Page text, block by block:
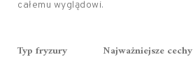
całemu wyglądowi.
Typ fryzury Najważniejsze cechy